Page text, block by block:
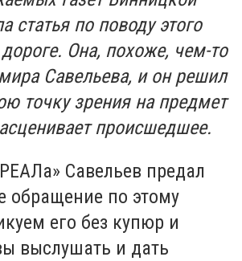
статья по поводу этого
Она, похоже, чем-то
Савельева, и он решил
точку зрения на предмет
происшедшее.
Савельев предал
обращение по этому
его без купюр и
выслушать и дать